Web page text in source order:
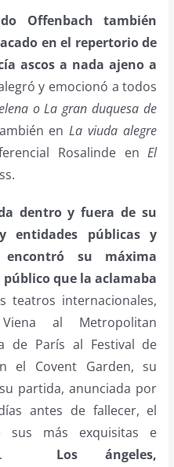
Offenbach también
en el repertorio de
ascos a nada ajeno a
y emocionó a todos
o La gran duquesa de
enLa viuda alegre
Rosalinde enEl
dentro y fuera de su
entidades públicas y
su máxima
que la aclamaba
teatros internacionales,
al Metropolitan
de París al Festival de
el Covent Garden, su
partida, anunciada por
antes de fallecer, el
más exquisitas e
Los ángeles,